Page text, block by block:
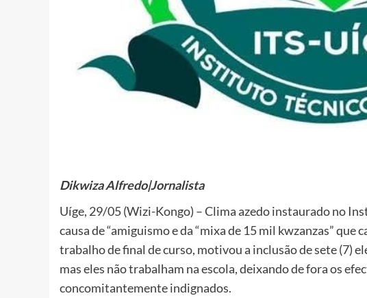
Dikwiza Alfredo|Jornalista
Uíge, 29/05 (Wizi-Kongo) – Clima azedo instaurado no
causa de “amiguismo e da “mixa de 15 mil kwzanzas”
trabalho de final de curso, motivou a inclusão de sete (7)
mas eles não trabalham na escola, deixando de fora os
concomitantemente indignados.